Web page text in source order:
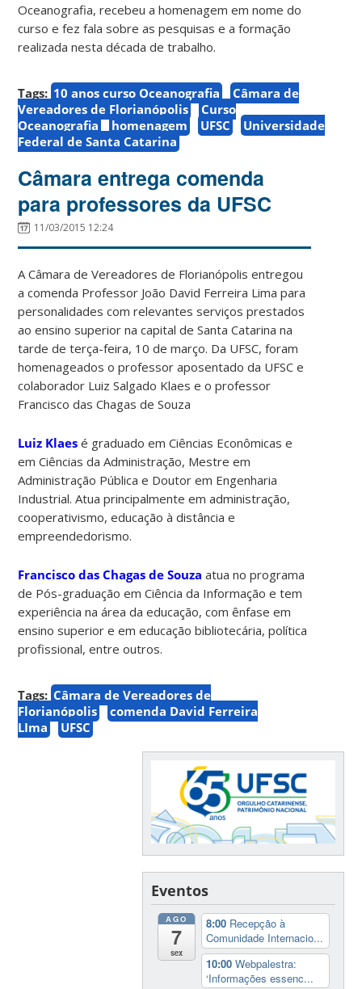
Oceanografia, recebeu a homenagem em nome do
curso e fez fala sobre as pesquisas e a formação
realizada nesta década de trabalho.
Tags: 10 anos curso Oceanografia
Câmara de
Vereadores de Florianópolis
Curso
Oceanografia
homenagem UFSC
Universidade
Federal de Santa Catarina
Câmara entrega comenda
para professores da UFSC
11/03/2015 12:24
A Câmara de Vereadores de Florianópolis entregou
a comenda Professor João David Ferreira Lima para
personalidades com relevantes serviços prestados
ao ensino superior na capital de Santa Catarina na
tarde de terça-feira, 10 de março. Da UFSC, foram
homenageados o professor aposentado da UFSC e
colaborador Luiz Salgado Klaes e o professor
Francisco das Chagas de Souza
Luiz Klaes é graduado em Ciências Econômicas e
em Ciências da Administração, Mestre em
Administração Pública e Doutor em Engenharia
Industrial. Atua principalmente em administração,
cooperativismo, educação à distância e
empreendedorismo.
Francisco das Chagas de Souza atua no programa
de Pós-graduação em Ciência da Informação e tem
experiência na área da educação, com ênfase em
ensino superior e em educação bibliotecária, política
profissional, entre outros.
Tags: Câmara de Vereadores de
Florianópolis
comenda David Ferreira
LIma
UFSC
Eventos
AGO
7
sex
8:00 Recepção à
Comunidade Internacio...
10:00Webpalestra:
‘Informações essenc...